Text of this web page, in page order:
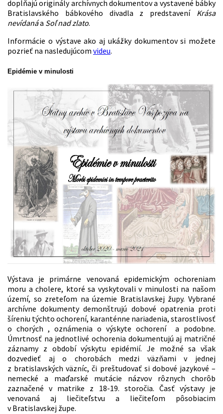
dopĺňajú originály archívnych dokumentov a vystavené bábky
Bratislavského bábkového divadla z predstavení Krása
nevídanáa Soľ nad zlato.
Informácie o výstave ako aj ukážky dokumentov si možete
pozrieť na nasledujúcom videu.
Epidémie v minulosti
Výstava je primárne venovaná epidemickým ochoreniam
moru a cholere, ktoré sa vyskytovali v minulosti na našom
území, so zreteľom na územie Bratislavskej župy. Vybrané
archívne dokumenty demonštrujú dobové opatrenia proti
šíreniu týchto ochorení, karanténne nariadenia, starostlivosť
o chorých , oznámenia o výskyte ochorení a podobne.
Úmrtnosť na jednotlivé ochorenia dokumentujú aj matričné
záznamy z období výskytu epidémií. Je možné sa však
dozvedieť aj o chorobách medzi väzňami v jednej
z bratislavských väzníc, či preštudovať si dobové jazykové –
nemecké a maďarské mutácie názvov rôznych chorôb
zaznačené v matrike z 18-19. storočia. Časť výstavy je
venovaná aj liečiteľstvu a liečiteľom pôsobiacim
v Bratislavskej župe.